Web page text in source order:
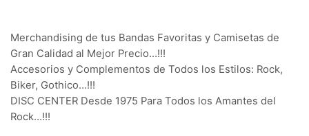
Merchandising de tus Bandas Favoritas y Camisetas de
Gran Calidad al Mejor Precio…!!!
Accesorios y Complementos de Todos los Estilos: Rock,
Biker, Gothico…!!!
DISC CENTER Desde 1975 Para Todos los Amantes del
Rock…!!!